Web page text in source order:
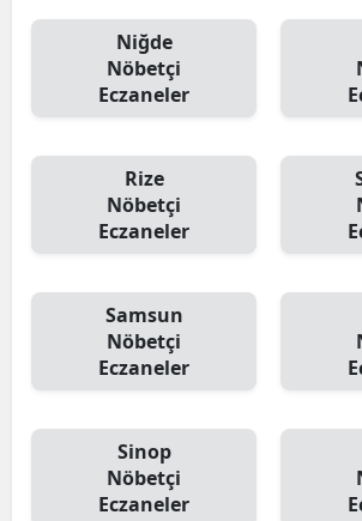
Niğde
Nöbetçi
Eczaneler
Rize
Nöbetçi
Eczaneler
Samsun
Nöbetçi
Eczaneler
Sinop
Nöbetçi
Eczaneler